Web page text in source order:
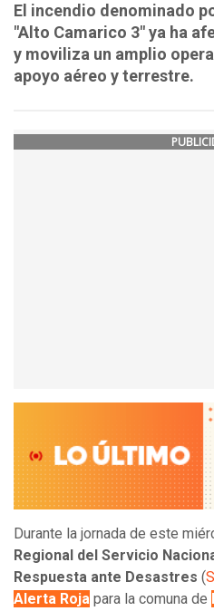
El incendio denominado
"Alto Camarico 3" ya ha
y moviliza un amplio
apoyo aéreo y terrestre.
Durante la jornada de este
Regional del Servicio
Respuesta ante Desastres (
Alerta Roja para la comuna de